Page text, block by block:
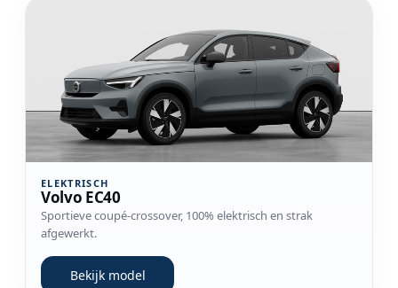
ELEKTRISCH
Volvo EC40
Sportieve coupé-crossover, 100% elektrisch en strak
afgewerkt.
Bekijk model